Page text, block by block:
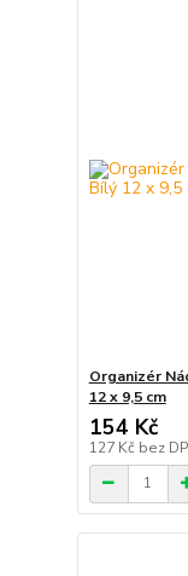
Organizér
12 x 9,5 cm
154 Kč
127 Kč bez